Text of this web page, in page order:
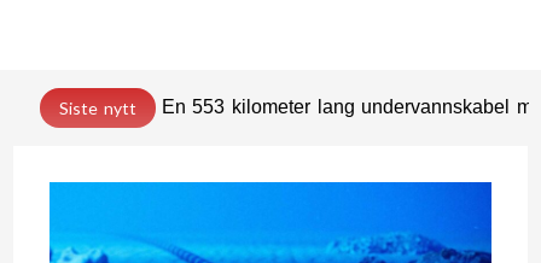
Siste nytt En 553 kilometer lang undervannskabel